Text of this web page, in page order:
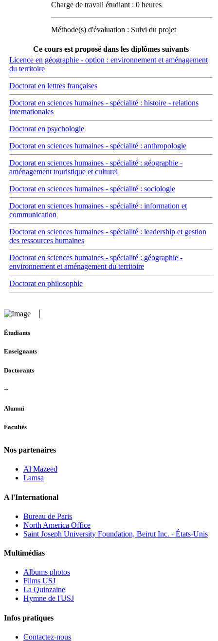
Charge de travail étudiant : 0 heures
Méthode(s) d'évaluation : Suivi du projet
Ce cours est proposé dans les diplômes suivants
Licence en géographie - option : environnement et aménagement
du territoire
Doctorat en lettres françaises
Doctorat en sciences humaines - spécialité : histoire - relations
internationales
Doctorat en psychologie
Doctorat en sciences humaines - spécialité : anthropologie
Doctorat en sciences humaines - spécialité : géographie -
aménagement touristique et culturel
Doctorat en sciences humaines - spécialité : sociologie
Doctorat en sciences humaines - spécialité : information et
communication
Doctorat en sciences humaines - spécialité : leadership et gestion
des ressources humaines
Doctorat en sciences humaines - spécialité : géographie -
environnement et aménagement du territoire
Doctorat en philosophie
Étudiants
Enseignants
Doctorants
+
Alumni
Facultés
Nos partenaires
Al Mazeed
Lamsa
A l'International
Bureau de Paris
North America Office
Saint Joseph University Foundation, Beirut Inc. - États-Unis
Multimédias
Albums photos
Films USJ
La Quinzaine
Hymne de l'USJ
Infos pratiques
Contactez-nous